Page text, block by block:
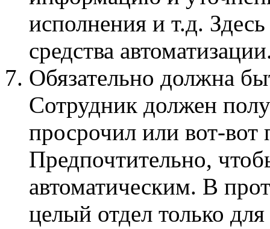
исполнения и т.д.
средства
Обязательно должна
Сотрудник должен
просрочил или вот-вот
Предпочтительно,
автоматическим. В
целый отдел только